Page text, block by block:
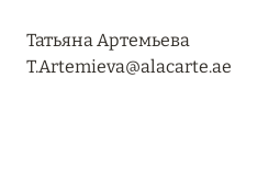
Татьяна Артемьева
T.Artemieva@alacarte.ae